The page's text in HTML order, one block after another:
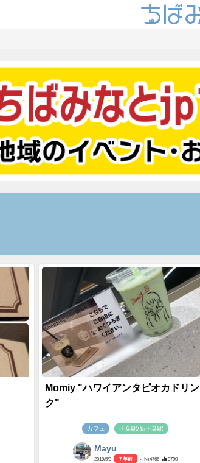
Momiy "ハワイアンタピオカドリン
ク"
カフェ 千葉駅/新千葉駅
Mayu
2019/5/3 7 年前 - №4766 3790